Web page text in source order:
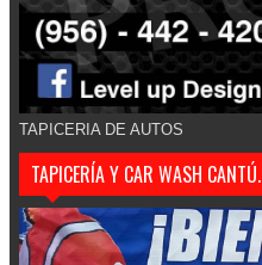
TAPICERIA DE AUTOS
TAPICERÍA Y CAR WASH CANTÚ.